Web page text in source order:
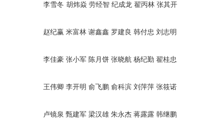
李雪冬 胡炜焱 劳经智 纪成龙 翟丙林 张其开
赵纪赢 米富林 谢鑫鑫 罗建良 韩付忠 刘志明
李佳豪 张小军 陈月饼 张晓航 杨纪勤 翟桂忠
王伟卿 李开明 俞飞鹏 俞科滨 刘萍萍 张筱诺
卢镜泉 甄建军 梁汉雄 朱永杰 蒋露露 韩继鹏